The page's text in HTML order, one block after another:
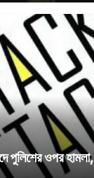
পুলিশের ওপর